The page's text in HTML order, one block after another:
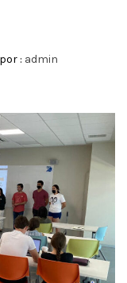
: admin